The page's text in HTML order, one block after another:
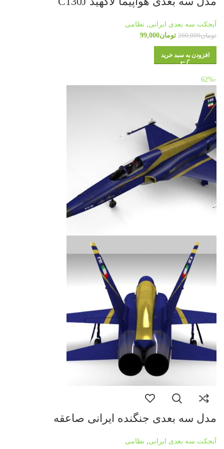
آبجکت سه بعدی ایرانی, نظامی
تومان260,000 تومان99,000
افزودن به سبد خرید
-62%
مدل سه بعدی جنگنده ایرانی صاعقه
آبجکت سه بعدی ایرانی, نظامی